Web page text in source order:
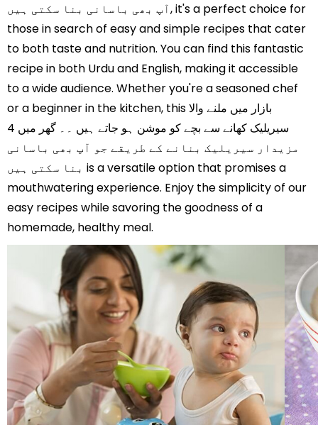
آپ بھی باسانی بنا سکتی ہیں, it's a perfect choice for
those in search of easy and simple recipes that cater
to both taste and nutrition. You can find this fantastic
recipe in both Urdu and English, making it accessible
to a wide audience. Whether you're a seasoned chef
or a beginner in the kitchen, this بازار میں ملنے والا
سیریلیک کھانے سے بچے کو موشن ہو جاتے ہیں ۔۔ گھر میں 4
مزیدار سیریلیک بنانے کے طریقے جو آپ بھی باسانی
بنا سکتی ہیں is a versatile option that promises a
mouthwatering experience. Enjoy the simplicity of our
easy recipes while savoring the goodness of a
homemade, healthy meal.